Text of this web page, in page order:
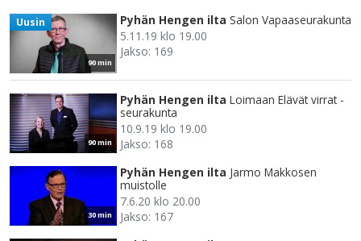
90 min
Uusin Pyhän Hengen ilta Salon Vapaaseurakunta
5.11.19 klo 19.00
Jakso: 169
90 min
Pyhän Hengen ilta Loimaan Elävät virrat -
seurakunta
10.9.19 klo 19.00
Jakso: 168
30 min
Pyhän Hengen ilta Jarmo Makkosen
muistolle
7.6.20 klo 20.00
Jakso: 167